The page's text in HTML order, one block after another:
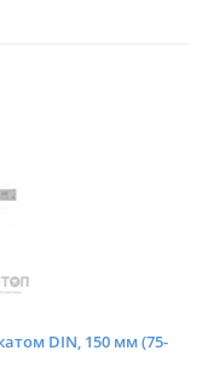
DIN, 150 мм (75-